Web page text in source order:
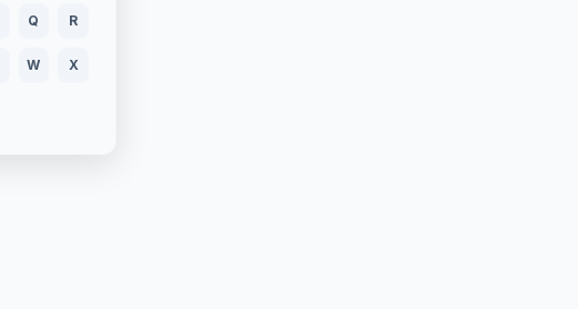
Q R
W X